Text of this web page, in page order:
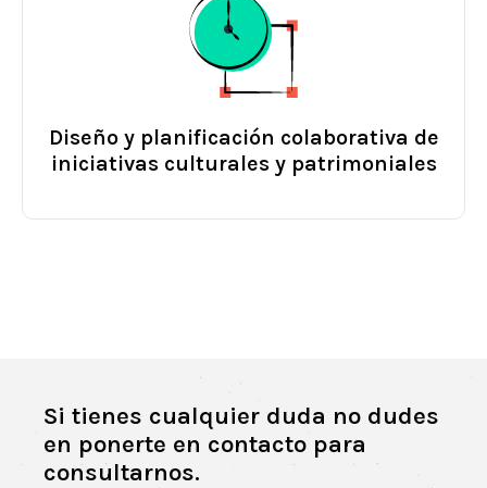
Diseño y planificación colaborativa de
iniciativas culturales y patrimoniales
Si tienes cualquier duda no dudes
en ponerte en contacto para
consultarnos.